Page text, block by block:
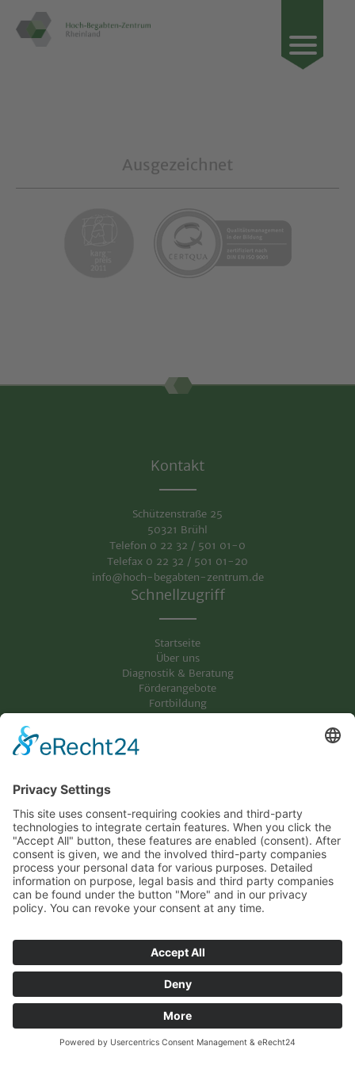
Ausgezeichnet
Kontakt
Schützenstraße 25
50321 Brühl
Telefon 0 22 32 / 501 01-0
Telefax 0 22 32 / 501 01-20
info@hoch-begabten-zentrum.de
Schnellzugriff
Startseite
Über uns
Diagnostik & Beratung
Förderangebote
Fortbildung
Information
Datenschutz
Impressum
Allgemeine Geschäftsbedingungen (AGB)
Veröffentlichungen
Presse
Fördern Sie uns!
Gesellschafter
© Hoch-Begabten-Zentrum Rheinland 2026